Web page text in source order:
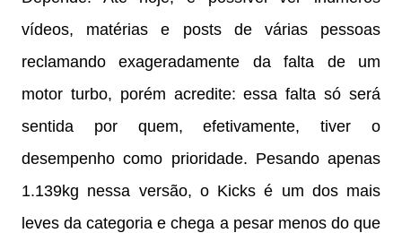
vídeos, matérias e posts de várias pessoas
reclamando exageradamente da falta de um
motor turbo, porém acredite: essa falta só será
sentida por quem, efetivamente, tiver o
desempenho como prioridade. Pesando apenas
1.139kg nessa versão, o Kicks é um dos mais
leves da categoria e chega a pesar menos do que